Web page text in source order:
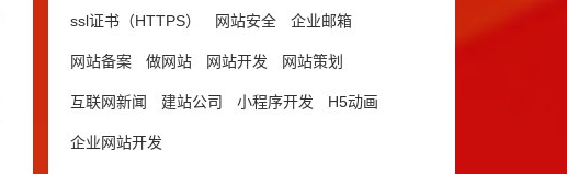
ssl证书（HTTPS） 网站安全 企业邮箱
网站备案 做网站 网站开发 网站策划
互联网新闻 建站公司 小程序开发 H5动画
企业网站开发